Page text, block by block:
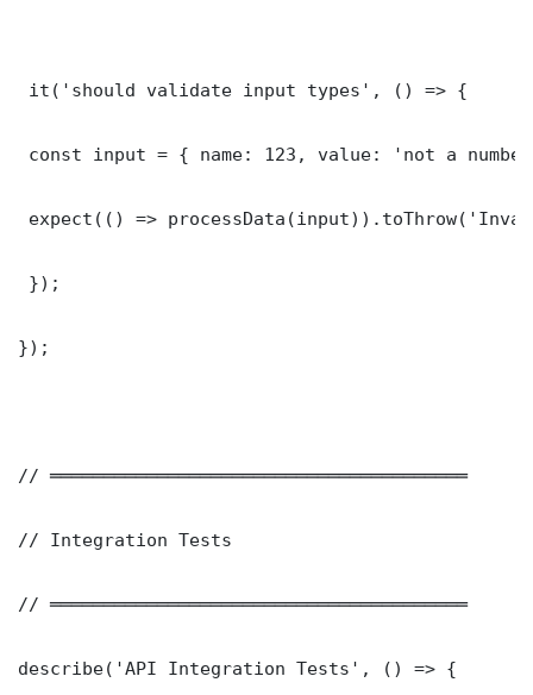
it('should validate input types', () => {
const input = { name: 123, value: 'not a
expect(() =>
});
});
// ═══════════════════════════════════════
// Integration Tests
// ═══════════════════════════════════════
describe('API Integration Tests', () => {